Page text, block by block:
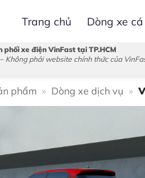
Trang chủ Dòng xe
xe điện VinFast tại TP.HCM
Không phải website chính thức của
phẩm » Dòng xe dịch vụ »